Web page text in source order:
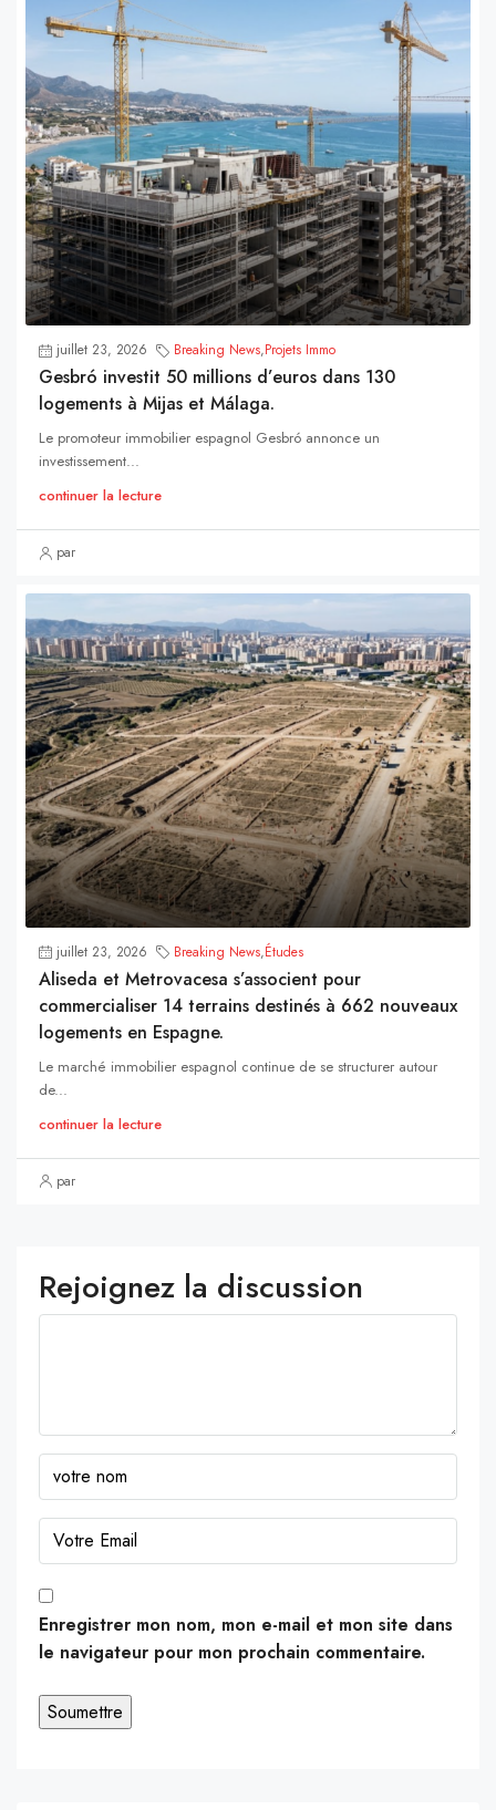
juillet 23, 2026 Breaking News,Projets Immo
Gesbró investit 50 millions d’euros dans 130
logements à Mijas et Málaga.
Le promoteur immobilier espagnol Gesbró annonce un
investissement...
continuer la lecture
par
juillet 23, 2026 Breaking News,Études
Aliseda et Metrovacesa s’associent pour
commercialiser 14 terrains destinés à 662 nouveaux
logements en Espagne.
Le marché immobilier espagnol continue de se structurer autour
de...
continuer la lecture
par
Rejoignez la discussion
Enregistrer mon nom, mon e-mail et mon site dans
le navigateur pour mon prochain commentaire.